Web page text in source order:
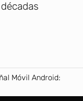
Móvil Android: